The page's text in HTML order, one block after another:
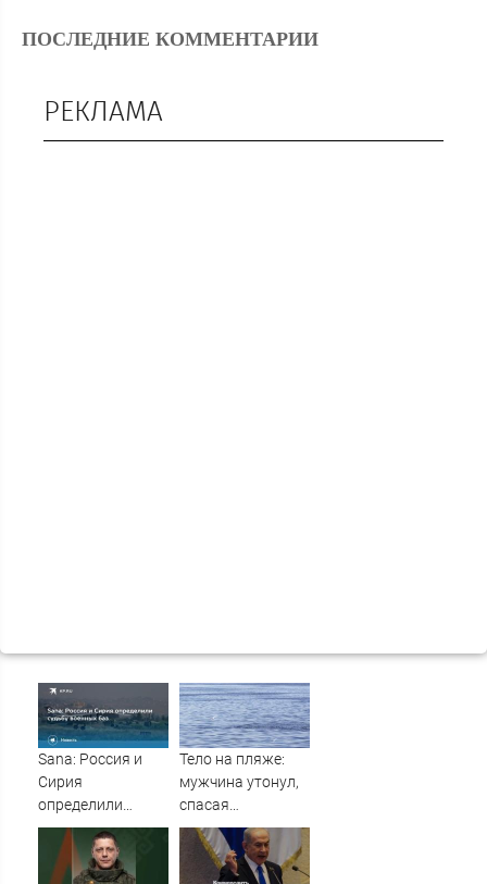
ПОСЛЕДНИЕ КОММЕНТАРИИ
РЕКЛАМА
Sana: Россия и
Сирия
определили
судьбу военных
баз
Тело на пляже:
мужчина утонул,
спасая
маленькую дочку
09/08/2026 –
Новости